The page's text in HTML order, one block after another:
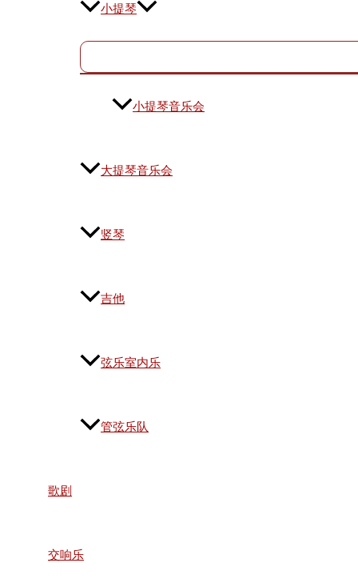
小提琴
小提琴音乐会
大提琴音乐会
竖琴
吉他
弦乐室内乐
管弦乐队
歌剧
交响乐